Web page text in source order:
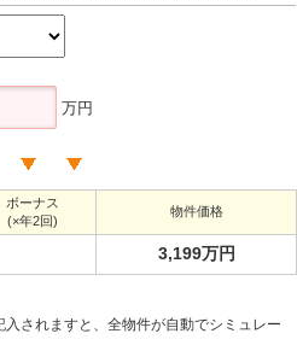
万円
ボーナス
(×年2回)
物件価格
3,199万円
入されますと、全物件が自動でシミュレー